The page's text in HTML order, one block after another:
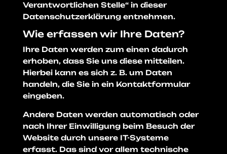
Verantwortlichen Stelle“ in dieser
Datenschutzerklärung entnehmen.
Wie erfassen wir Ihre Daten?
Ihre Daten werden zum einen dadurch
erhoben, dass Sie uns diese mitteilen.
Hierbei kann es sich z. B. um Daten
handeln, die Sie in ein Kontaktformular
eingeben.
Andere Daten werden automatisch oder
nach Ihrer Einwilligung beim Besuch der
Website durch unsere IT-Systeme
erfasst. Das sind vor allem technische